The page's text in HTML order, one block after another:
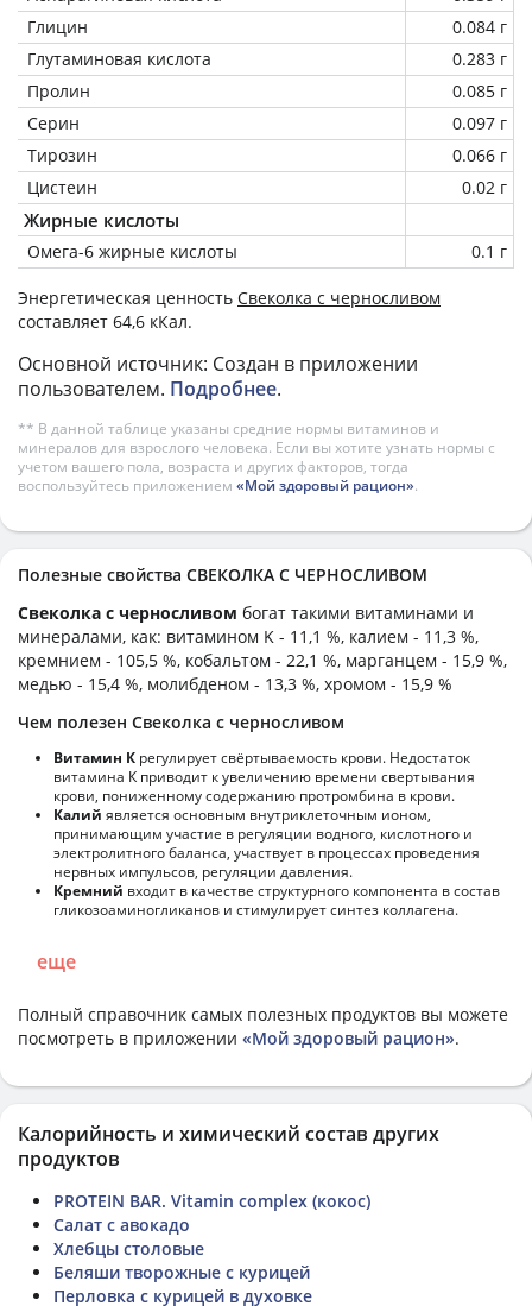
Глицин
0.084 г
Глутаминовая кислота
0.283 г
Пролин
0.085 г
Серин
0.097 г
Тирозин
0.066 г
Цистеин
0.02 г
Жирные кислоты
Омега-6 жирные кислоты 0.1 г
Энергетическая ценность Свеколка с черносливом
составляет 64,6 кКал.
Основной источник: Создан в приложении
пользователем. Подробнее.
** В данной таблице указаны средние нормы витаминов и
минералов для взрослого человека. Если вы хотите узнать нормы с
учетом вашего пола, возраста и других факторов, тогда
воспользуйтесь приложением «Мой здоровый рацион».
Полезные свойства СВЕКОЛКА С ЧЕРНОСЛИВОМ
Свеколка с черносливом богат такими витаминами и
минералами, как: витамином K - 11,1 %, калием - 11,3 %,
кремнием - 105,5 %, кобальтом - 22,1 %, марганцем - 15,9 %,
медью - 15,4 %, молибденом - 13,3 %, хромом - 15,9 %
Чем полезен Свеколка с черносливом
Витамин К регулирует свёртываемость крови. Недостаток
витамина К приводит к увеличению времени свертывания
крови, пониженному содержанию протромбина в крови.
Калий является основным внутриклеточным ионом,
принимающим участие в регуляции водного, кислотного и
электролитного баланса, участвует в процессах проведения
нервных импульсов, регуляции давления.
Кремний входит в качестве структурного компонента в состав
гликозоаминогликанов и стимулирует синтез коллагена.
еще
Полный справочник самых полезных продуктов вы можете
посмотреть в приложении «Мой здоровый рацион».
Калорийность и химический состав других
продуктов
PROTEIN BAR. Vitamin complex (кокос)
Салат с авокадо
Хлебцы столовые
Беляши творожные с курицей
Перловка с курицей в духовке